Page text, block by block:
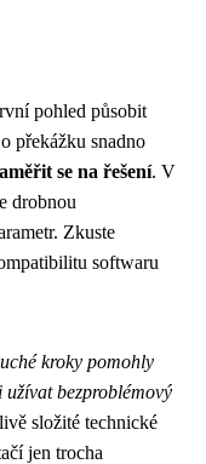
pohled působit
překážku snadno
se na řešení. V
drobnou
Zkuste
softwaru
kroky pomohly
užívat bezproblémový
složité technické
jen trocha